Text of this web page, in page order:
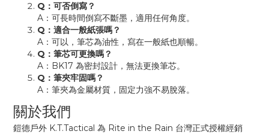
Q：可否倒寫？
A：可長時間倒寫不斷墨，適用任何角度。
Q：適合一般紙張嗎？
A：可以，筆芯為油性，寫在一般紙也順暢。
Q：筆芯可更換嗎？
A：BK17 為密封設計，無法更換筆芯。
Q：筆夾牢固嗎？
A：筆夾為金屬材質，固定力強不易脫落。
關於我們
鎧德戶外 K.T.Tactical 為 Rite in the Rain 台灣正式授權經銷